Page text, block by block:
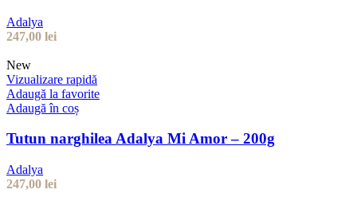
Adalya
247,00 lei
New
Vizualizare rapidă
Adaugă la favorite
Adaugă în coș
Tutun narghilea Adalya Mi Amor – 200g
Adalya
247,00 lei